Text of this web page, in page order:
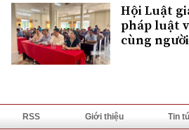
Hội Luật
pháp luật
cùng
RSS Giới thiệu Tin